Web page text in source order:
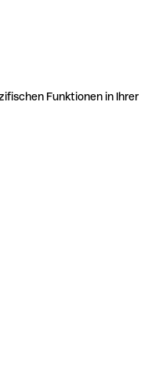
Funktionen in Ihrer